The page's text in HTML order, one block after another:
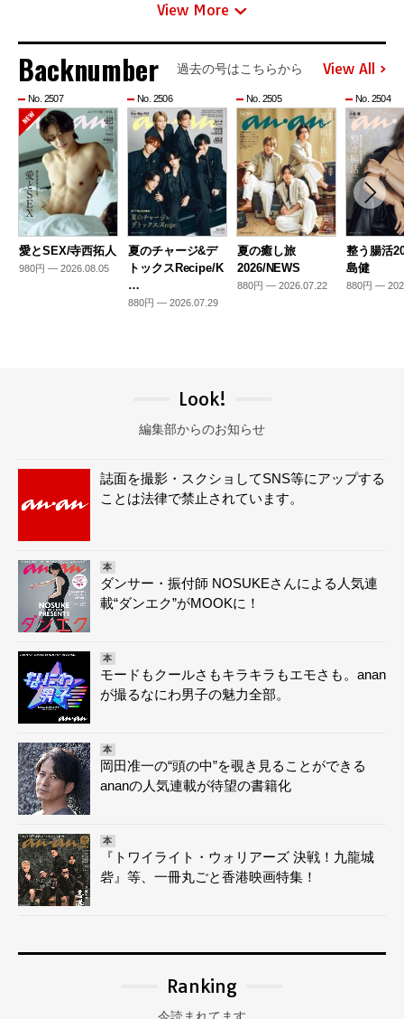
View More
Backnumber 過去の号はこちらから View All
No. 2507
愛とSEX/寺西拓人
980円 — 2026.08.05
No. 2506
夏のチャージ&デ
トックスRecipe/K
…
880円 — 2026.07.29
No. 2505
夏の癒し旅
2026/NEWS
880円 — 2026.07.22
No. 2504
整う腸活
島健
880円 —
Look!
編集部からのお知らせ
誌面を撮影・スクショしてSNS等にアップする
ことは法律で禁止されています。
本
ダンサー・振付師 NOSUKEさんによる人気連
載“ダンエク”がMOOKに！
本
モードもクールさもキラキラもエモさも。anan
が撮るなにわ男子の魅力全部。
本
岡田准一の“頭の中”を覗き見ることができる
ananの人気連載が待望の書籍化
本
『トワイライト・ウォリアーズ 決戦！九龍城
砦』等、一冊丸ごと香港映画特集！
Ranking